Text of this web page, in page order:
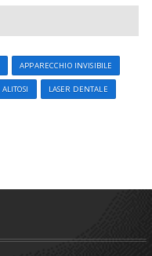
APPARECCHIO INVISIBILE
ALITOSI LASER DENTALE